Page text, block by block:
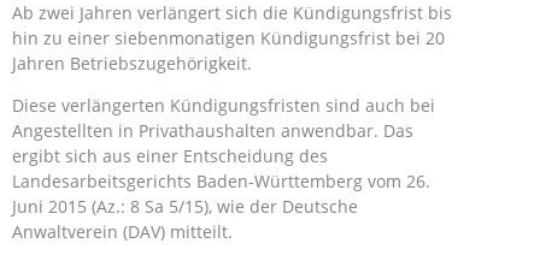
Ab zwei Jahren verlängert sich die Kündigungsfrist bis
hin zu einer siebenmonatigen Kündigungsfrist bei 20
Jahren Betriebszugehörigkeit.
Diese verlängerten Kündigungsfristen sind auch bei
Angestellten in Privathaushalten anwendbar. Das
ergibt sich aus einer Entscheidung des
Landesarbeitsgerichts Baden-Württemberg vom 26.
Juni 2015 (Az.: 8 Sa 5/15), wie der Deutsche
Anwaltverein (DAV) mitteilt.